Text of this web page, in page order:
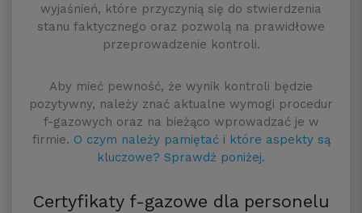
wyjaśnień, które przyczynią się do stwierdzenia
stanu faktycznego oraz pozwolą na prawidłowe
przeprowadzenie kontroli.
Aby mieć pewność, że wynik kontroli będzie
pozytywny, należy znać aktualne wymogi procedur
f-gazowych oraz na bieżąco wprowadzać je w
firmie. O czym należy pamiętać i które aspekty są
kluczowe? Sprawdź poniżej.
Certyfikaty f-gazowe dla personelu